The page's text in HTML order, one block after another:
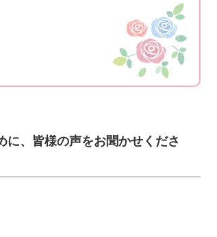
、皆様の声をお聞かせくださ